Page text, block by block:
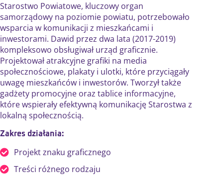
Starostwo Powiatowe, kluczowy organ
samorządowy na poziomie powiatu, potrzebowało
wsparcia w komunikacji z mieszkańcami i
inwestorami. Dawid przez dwa lata (2017-2019)
kompleksowo obsługiwał urząd graficznie.
Projektował atrakcyjne grafiki na media
społecznościowe, plakaty i ulotki, które przyciągały
uwagę mieszkańców i inwestorów. Tworzył także
gadżety promocyjne oraz tablice informacyjne,
które wspierały efektywną komunikację Starostwa z
lokalną społecznością.
Zakres działania:
Projekt znaku graficznego
Treści różnego rodzaju